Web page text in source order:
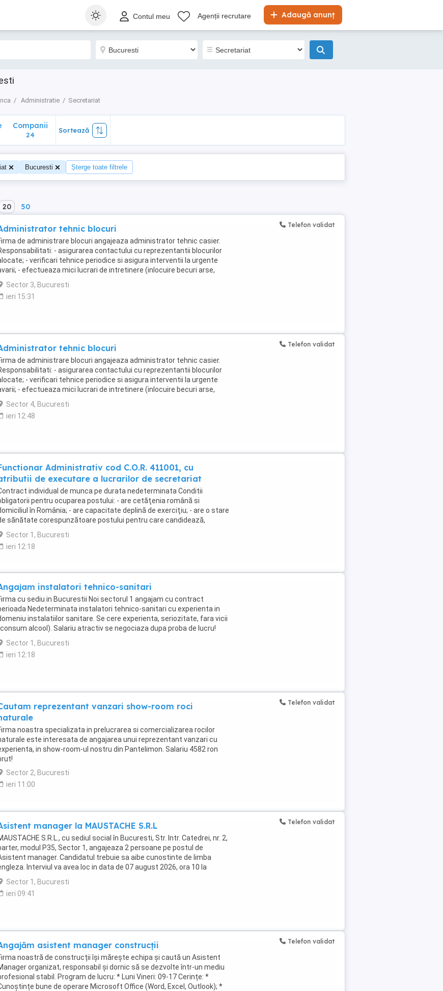
Adaugă anunț
Contul meu Agenții recrutare
Administratie Secretariat
Companii
24
Sortează
Bucuresti Șterge toate filtrele
20 50
tehnic blocuri
de administrare blocuri angajeaza administrator tehnic casier.
- asigurarea contactului cu reprezentantii blocurilor
- verificari tehnice periodice si asigura interventii la urgente
- efectueaza mici lucrari de intretinere (inlocuire becuri arse,
lampi, reparatii ...
Sector 3, Bucuresti
ieri 15:31
Telefon validat
tehnic blocuri
de administrare blocuri angajeaza administrator tehnic casier.
- asigurarea contactului cu reprezentantii blocurilor
- verificari tehnice periodice si asigura interventii la urgente
- efectueaza mici lucrari de intretinere (inlocuire becuri arse,
lampi, reparatii ...
Sector 4, Bucuresti
ieri 12:48
Telefon validat
Administrativ cod C.O.R. 411001, cu
de executare a lucrarilor de secretariat
individual de munca pe durata nedeterminata Conditii
pentru ocuparea postului: - are cetăţenia română si
în România; - are capacitate deplină de exerciţiu; - are o stare
sănătate corespunzătoare postului pentru care candidează,
atestată pe baza adeverinţei medicale ...
Sector 1, Bucuresti
ieri 12:18
instalatori tehnico-sanitari
cu sediu in Bucurestii Noi sectorul 1 angajam cu contract
Nedeterminata instalatori tehnico-sanitari cu experienta in
instalatiilor sanitare. Se cere experienta, seriozitate, fara vicii
alcool). Salariu atractiv se negociaza dupa proba de lucru!
Program de Luni-Vineri ...
Sector 1, Bucuresti
ieri 12:18
reprezentant vanzari show-room roci
noastra specializata in prelucrarea si comercializarea rocilor
este interesata de angajarea unui reprezentant vanzari cu
in show-room-ul nostru din Pantelimon. Salariu 4582 ron
Sector 2, Bucuresti
ieri 11:00
Telefon validat
manager la MAUSTACHE S.R.L
S.R.L., cu sediul social în Bucuresti, Str. Intr. Catedrei, nr. 2,
modul P35, Sector 1, angajeaza 2 persoane pe postul de
manager. Candidatul trebuie sa aibe cunostinte de limba
Interviul va avea loc in data de 07 august 2026, ora 10 la
adresa sediului social.
Sector 1, Bucuresti
ieri 09:41
Telefon validat
asistent manager construcții
noastră de construcții își mărește echipa și caută un Asistent
organizat, responsabil și dornic să se dezvolte într-un mediu
stabil. Program de lucru: * Luni Vineri: 09-17 Cerințe: *
bune de operare Microsoft Office (Word, Excel, Outlook); *
Telefon validat